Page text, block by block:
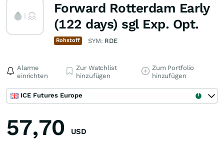
Forward Rotterdam Early
(122 days) sgl Exp. Opt.
Rohstoff SYM: RDE
Alarme
einrichten
Zur Watchlist
hinzufügen
Zum Portfolio
hinzufügen
ICE Futures Europe
57,70 USD